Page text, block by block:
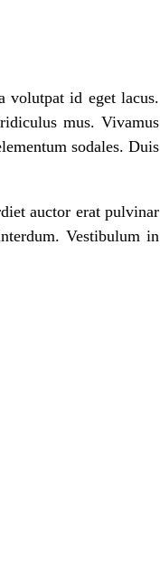
volutpat id eget lacus.
mus. Vivamus
sodales. Duis
auctor erat pulvinar
Vestibulum in